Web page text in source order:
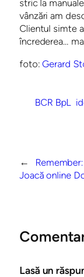
stric la
vânzări am
Clientul simte
încrederea…
foto: Gerard
BCR BpL
←
Remember:
Joacă online
Lasă un